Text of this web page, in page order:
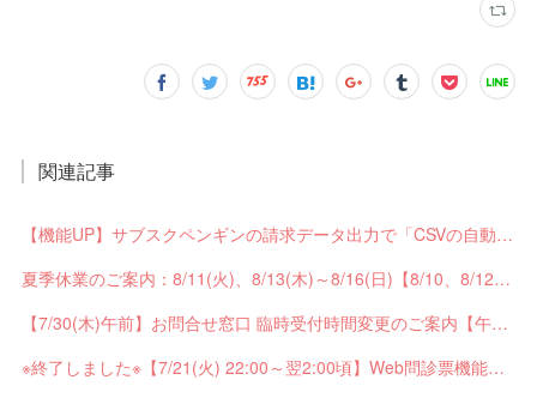
関連記事
【機能UP】サブスクペンギンの請求データ出力で「CSVの自動分割出力」と「出力ステータスの確認」ができるようになりました！
夏季休業のご案内：8/11(火)、8/13(木)～8/16(日)【8/10、8/12は通常営業】
【7/30(木)午前】お問合せ窓口 臨時受付時間変更のご案内【午前の受付9：30～10:59】
※終了しました※【7/21(火) 22:00～翌2:00頃】Web問診票機能がご利用できません【ペンギンカルテ大型メンテナンス】